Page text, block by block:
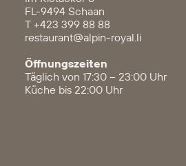
FL-9494 Schaan
T +423 399 88 88
restaurant@alpin-royal.li
Öffnungszeiten
Täglich von 17:30 – 23:00 Uhr
Küche bis 22:00 Uhr